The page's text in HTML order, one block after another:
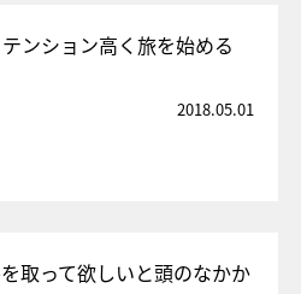
ンション高く旅を始める
2018.05.01
取って欲しいと頭のなかか